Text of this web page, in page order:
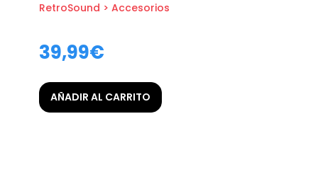
RetroSound > Accesorios
39,99€
AÑADIR AL CARRITO